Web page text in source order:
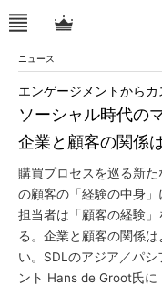
ニュース
ソーシャル時代
企業と顧客の関係
エンゲージメントから
購買プロセスを巡る新
の顧客の「経験の中身
担当者は「顧客の経験
る。企業と顧客の関係
い。SDLのアジア／パ
ント Hans de Groot氏に